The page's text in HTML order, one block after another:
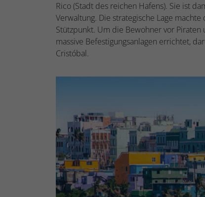
Rico (Stadt des reichen Hafens). Sie ist
Verwaltung. Die strategische Lage
Stützpunkt. Um die Bewohner vor
massive Befestigungsanlagen errichtet,
Cristóbal.